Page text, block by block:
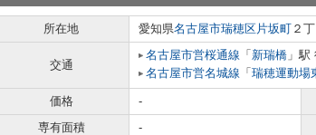
所在地 愛知県名古屋市瑞穂区片坂町 ２
交通
名古屋市営桜通線 「 新瑞橋 」駅
名古屋市営名城線 「 瑞穂運動場
価格 -
専有面積
-